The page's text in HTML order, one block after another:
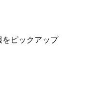
ピックアップ